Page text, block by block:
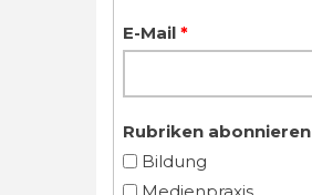
E-Mail *
Rubriken abonnieren
Bildung